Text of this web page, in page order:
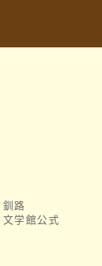
釧路
文学館公式